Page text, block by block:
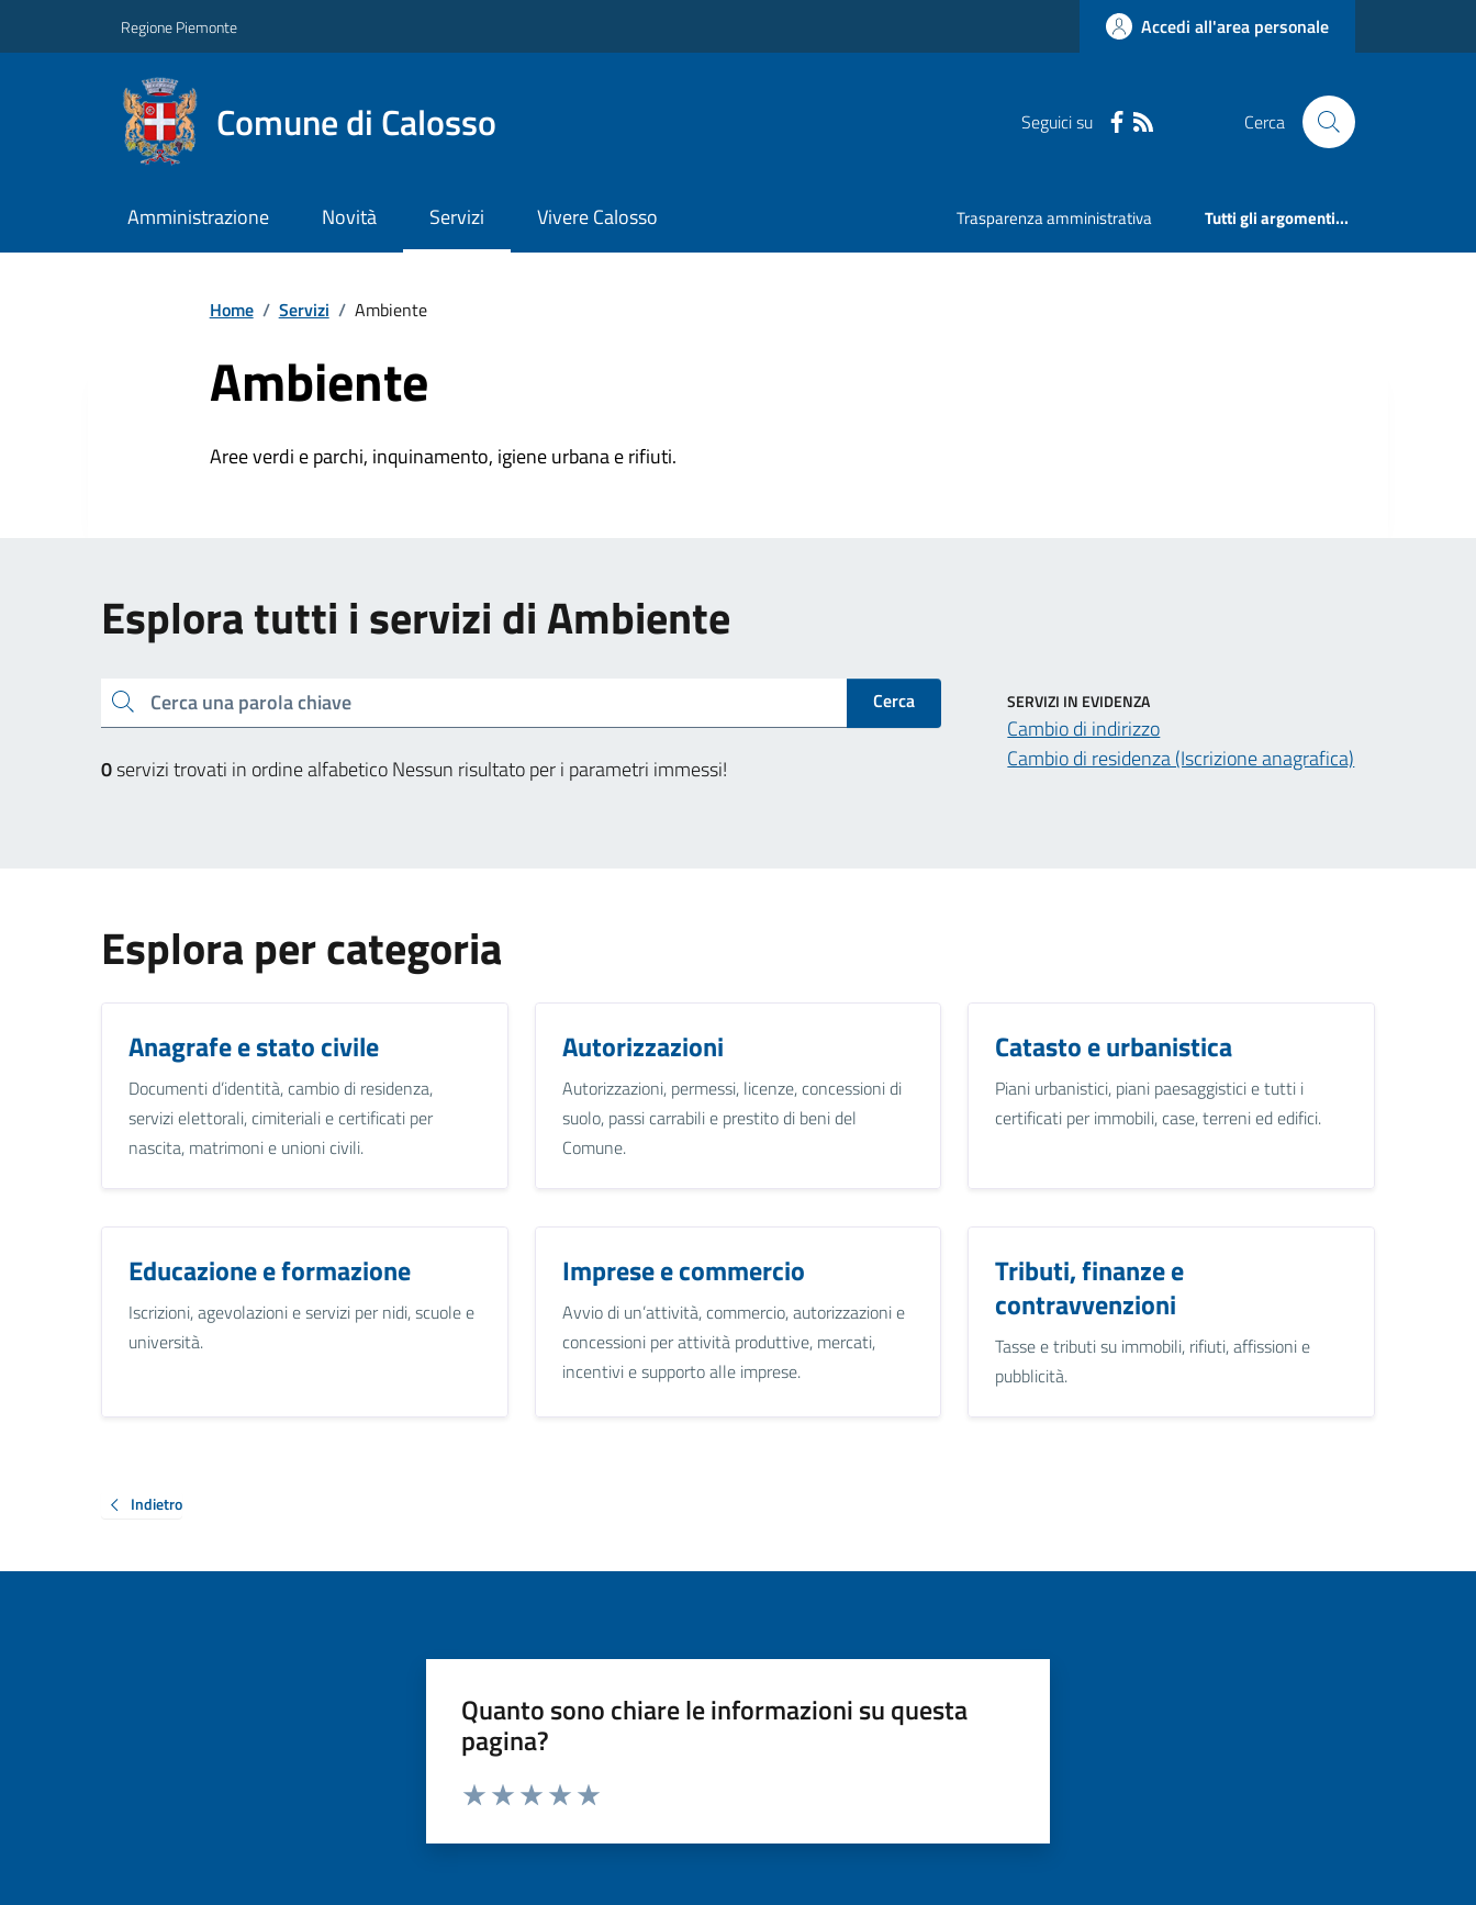
Regione Piemonte Accedi all'area personale
Comune di Calosso Seguici su Cerca
Amministrazione Novità Servizi Vivere Calosso Trasparenza amministrativa Tutti gli argomenti...
Home / Servizi / Ambiente
Ambiente
Aree verdi e parchi, inquinamento, igiene urbana e rifiuti.
Esplora tutti i servizi di Ambiente
Cerca una parola chiave Cerca
0servizi trovati in ordine alfabeticoNessun risultato per i parametri immessi!
SERVIZI IN EVIDENZA
Cambio di indirizzo
Cambio di residenza (Iscrizione anagrafica)
Esplora per categoria
Anagrafe e stato civile
Documenti d’identità, cambio di residenza,
servizi elettorali, cimiteriali e certificati per
nascita, matrimoni e unioni civili.
Autorizzazioni
Autorizzazioni, permessi, licenze, concessioni di
suolo, passi carrabili e prestito di beni del
Comune.
Catasto e urbanistica
Piani urbanistici, piani paesaggistici e tutti i
certificati per immobili, case, terreni ed edifici.
Educazione e formazione
Iscrizioni, agevolazioni e servizi per nidi, scuole e
università.
Imprese e commercio
Avvio di un’attività, commercio, autorizzazioni e
concessioni per attività produttive, mercati,
incentivi e supporto alle imprese.
Tributi, finanze e
contravvenzioni
Tasse e tributi su immobili, rifiuti, affissioni e
pubblicità.
Indietro
Quanto sono chiare le informazioni su questa
pagina?
Valuta da 1 a 5 stelle la pagina